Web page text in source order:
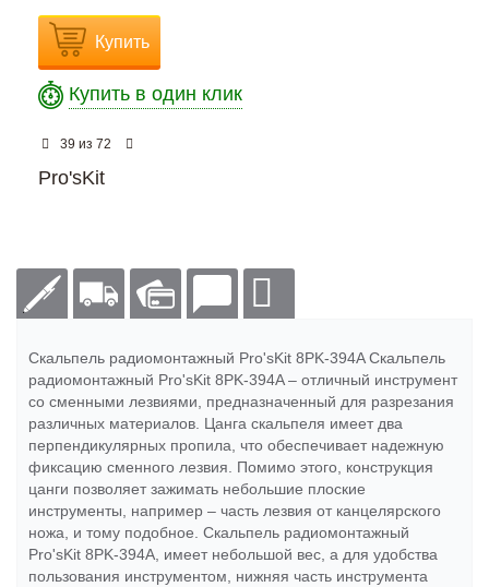
Купить
Купить в один клик
39 из 72
Pro'sKit
Скальпель радиомонтажный Pro'sKit 8PK-394A Скальпель
радиомонтажный Pro'sKit 8PK-394A – отличный инструмент
со сменными лезвиями, предназначенный для разрезания
различных материалов. Цанга скальпеля имеет два
перпендикулярных пропила, что обеспечивает надежную
фиксацию сменного лезвия. Помимо этого, конструкция
цанги позволяет зажимать небольшие плоские
инструменты, например – часть лезвия от канцелярского
ножа, и тому подобное. Скальпель радиомонтажный
Pro'sKit 8PK-394A, имеет небольшой вес, а для удобства
пользования инструментом, нижняя часть инструмента